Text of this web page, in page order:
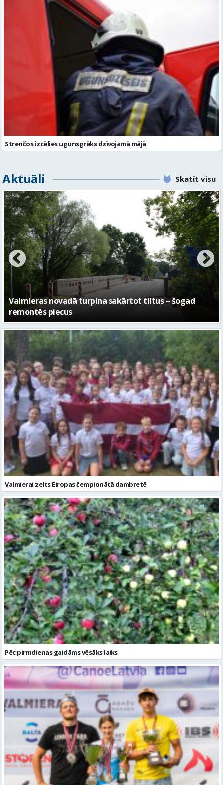
Strenčos izcēlies ugunsgrēks dzīvojamā mājā
Aktuāli Skatīt visu
No pagaidu teātra līdz laikmetīgās kultūras centram
– kā attīstīsies “Kurtuve”
Valmierai zelts Eiropas čempionātā dambretē
Pēc pirmdienas gaidāms vēsāks laiks